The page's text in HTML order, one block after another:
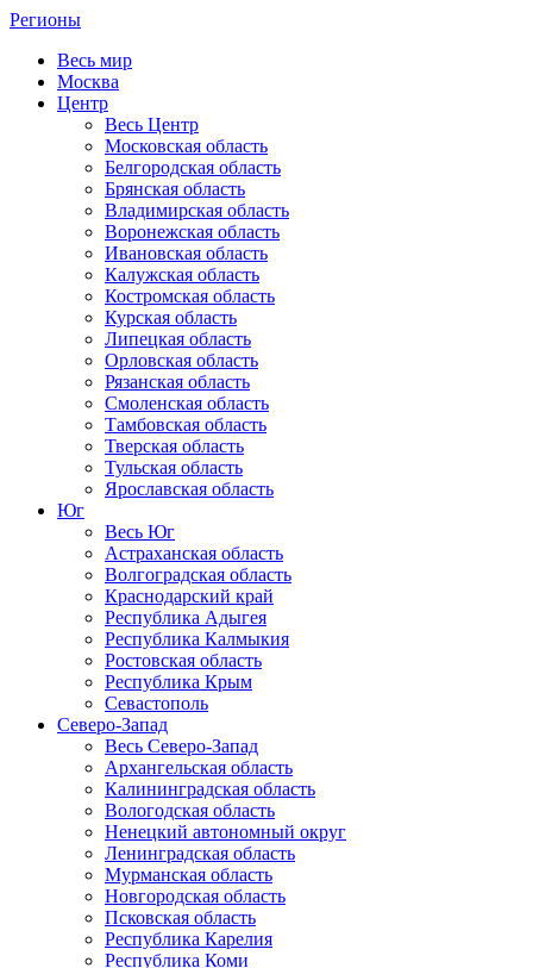
Регионы
Весь мир
Москва
Центр
Весь Центр
Московская область
Белгородская область
Брянская область
Владимирская область
Воронежская область
Ивановская область
Калужская область
Костромская область
Курская область
Липецкая область
Орловская область
Рязанская область
Смоленская область
Тамбовская область
Тверская область
Тульская область
Ярославская область
Юг
Весь Юг
Астраханская область
Волгоградская область
Краснодарский край
Республика Адыгея
Республика Калмыкия
Ростовская область
Республика Крым
Севастополь
Северо-Запад
Весь Северо-Запад
Архангельская область
Калининградская область
Вологодская область
Ненецкий автономный округ
Ленинградская область
Мурманская область
Новгородская область
Псковская область
Республика Карелия
Республика Коми